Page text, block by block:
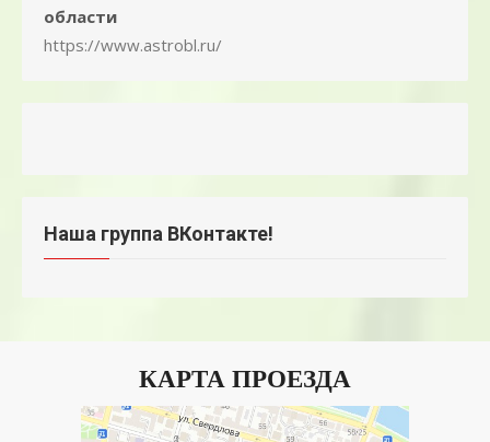
области
https://www.astrobl.ru/
Наша группа ВКонтакте!
КАРТА ПРОЕЗДА